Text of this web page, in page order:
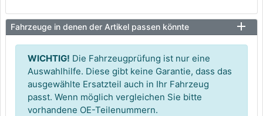
Fahrzeuge in denen der Artikel passen könnte
WICHTIG! Die Fahrzeugprüfung ist nur eine
Auswahlhilfe. Diese gibt keine Garantie, dass das
ausgewählte Ersatzteil auch in Ihr Fahrzeug
passt. Wenn möglich vergleichen Sie bitte
vorhandene OE-Teilenummern.